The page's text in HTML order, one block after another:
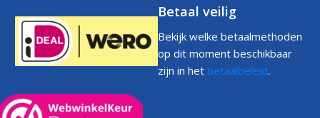
Betaal veilig
Bekijk welke betaalmethoden
op dit moment beschikbaar
zijn in het betaalbeleid.